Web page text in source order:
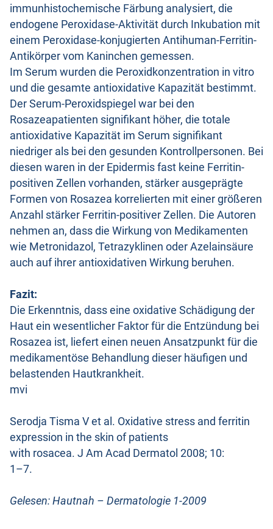
immunhistochemische Färbung analysiert, die
endogene Peroxidase-Aktivität durch Inkubation mit
einem Peroxidase-konjugierten Antihuman-Ferritin-
Antikörper vom Kaninchen gemessen.
Im Serum wurden die Peroxidkonzentration in vitro
und die gesamte antioxidative Kapazität bestimmt.
Der Serum-Peroxidspiegel war bei den
Rosazeapatienten signifikant höher, die totale
antioxidative Kapazität im Serum signifikant
niedriger als bei den gesunden Kontrollpersonen. Bei
diesen waren in der Epidermis fast keine Ferritin-
positiven Zellen vorhanden, stärker ausgeprägte
Formen von Rosazea korrelierten mit einer größeren
Anzahl stärker Ferritin-positiver Zellen. Die Autoren
nehmen an, dass die Wirkung von Medikamenten
wie Metronidazol, Tetrazyklinen oder Azelainsäure
auch auf ihrer antioxidativen Wirkung beruhen.
Fazit:
Die Erkenntnis, dass eine oxidative Schädigung der
Haut ein wesentlicher Faktor für die Entzündung bei
Rosazea ist, liefert einen neuen Ansatzpunkt für die
medikamentöse Behandlung dieser häufigen und
belastenden Hautkrankheit.
mvi
Serodja Tisma V et al. Oxidative stress and ferritin
expression in the skin of patients
with rosacea. J Am Acad Dermatol 2008; 10:
1–7.
Gelesen: Hautnah – Dermatologie 1-2009